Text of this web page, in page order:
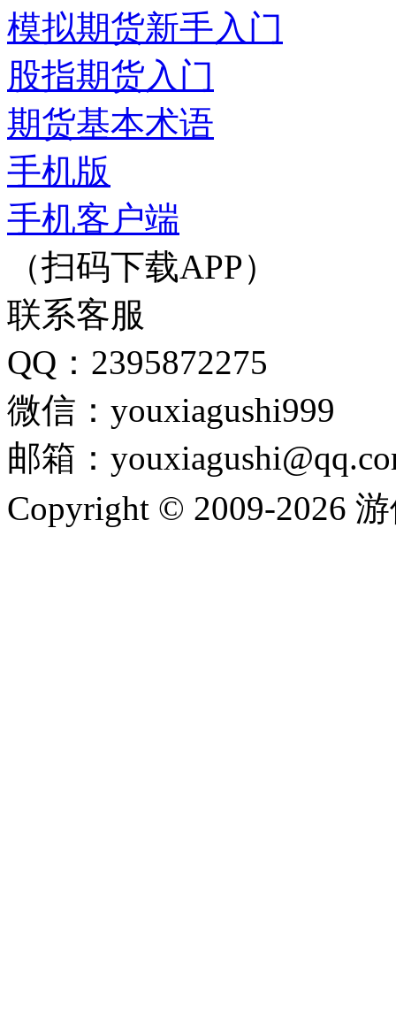
模拟期货新手入门
股指期货入门
期货基本术语
手机版
手机客户端
（扫码下载APP）
联系客服
QQ：2395872275
微信：youxiagushi999
邮箱：
Copyright © 2009-2026